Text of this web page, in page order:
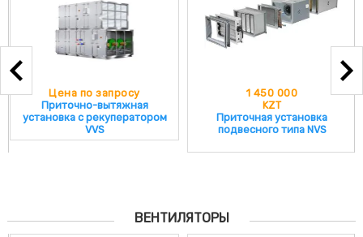
Цена по запросу
Приточно-вытяжная
установка с рекуператором
VVS
1 450 000
KZT
Приточная установка
подвесного типа NVS
ВЕНТИЛЯТОРЫ